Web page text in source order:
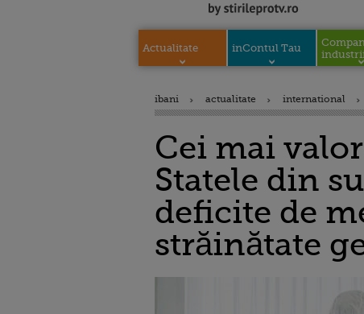
Actualitate inContul Tau
ibani actualitate international
Cei mai
Statele din
deficite de
străinătate